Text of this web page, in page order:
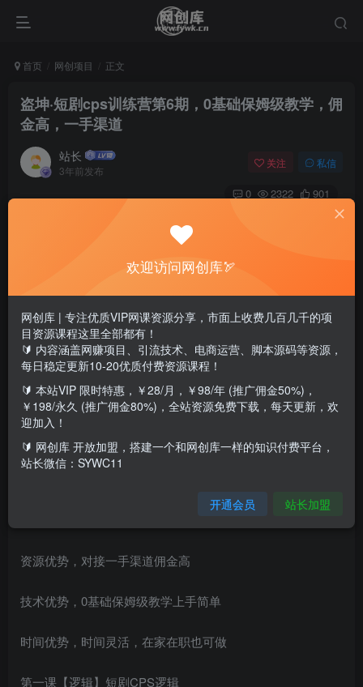
首页 网创项目 正文
盗坤·短剧cps训练营第6期，0基础保姆级教学，佣
金高，一手渠道
站长
3年前发布
关注 私信
0 2322 901
项目优势
市场优势，目前已有百亿市场规模
资源优势，对接一手渠道佣金高
技术优势，0基础保姆级教学上手简单
时间优势，时间灵活，在家在职也可做
第一课【逻辑】短剧CPS逻辑
欢迎访问网创库🏹
网创库 | 专注优质VIP网课资源分享，市面上收费几百几千的项
目资源课程这里全部都有！
🔰 内容涵盖网赚项目、引流技术、电商运营、脚本源码等资源，
每日稳定更新10-20优质付费资源课程！
🔰 本站VIP 限时特惠，￥28/月，￥98/年 (推广佣金50%)，
￥198/永久 (推广佣金80%)，全站资源免费下载，每天更新，欢
迎加入！
🔰 网创库 开放加盟，搭建一个和网创库一样的知识付费平台，
站长微信：SYWC11
开通会员 站长加盟